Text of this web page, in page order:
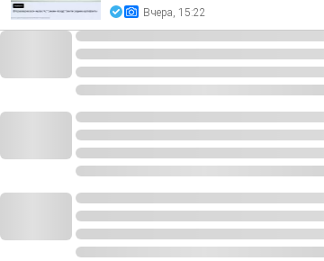
Вчера, 15:22